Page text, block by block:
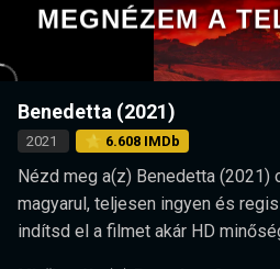
MEGNÉZEM A
Benedetta (2021)
2021 ⭐ 6.608 IMDb
Nézd meg a(z) Benedetta (2021)
magyarul, teljesen ingyen és
indítsd el a filmet akár HD